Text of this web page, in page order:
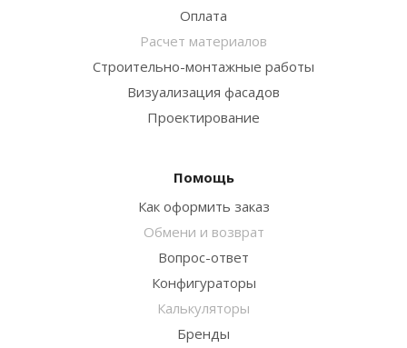
Оплата
Расчет материалов
Строительно-монтажные работы
Визуализация фасадов
Проектирование
Помощь
Как оформить заказ
Обмени и возврат
Вопрос-ответ
Конфигураторы
Калькуляторы
Бренды